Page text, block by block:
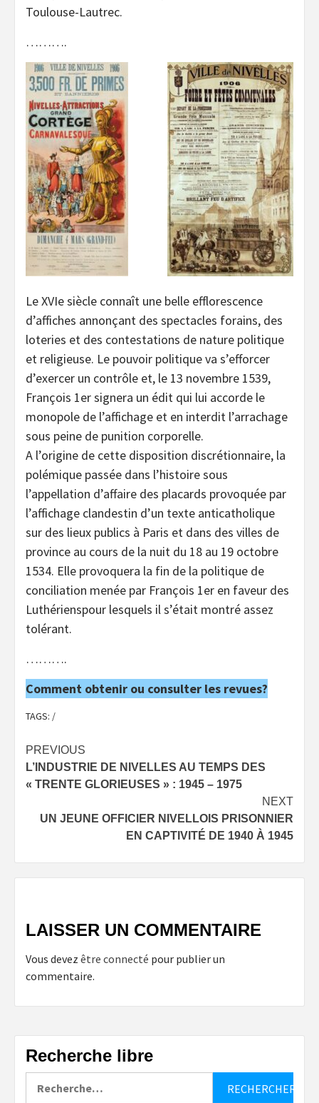
Toulouse-Lautrec.
……….
Le XVIe siècle connaît une belle efflorescence
d’affiches annonçant des spectacles forains, des
loteries et des contestations de nature politique
et religieuse. Le pouvoir politique va s’efforcer
d’exercer un contrôle et, le 13 novembre 1539,
François 1er signera un édit qui lui accorde le
monopole de l’affichage et en interdit l’arrachage
sous peine de punition corporelle.
A l’origine de cette disposition discrétionnaire, la
polémique passée dans l’histoire sous
l’appellation d’affaire des placards provoquée par
l’affichage clandestin d’un texte anticatholique
sur des lieux publics à Paris et dans des villes de
province au cours de la nuit du 18 au 19 octobre
1534. Elle provoquera la fin de la politique de
conciliation menée par François 1er en faveur des
Luthérienspour lesquels il s’était montré assez
tolérant.
……….
Comment obtenir ou consulter les revues?
TAGS: /
Post
navigation
PREVIOUS
L’INDUSTRIE DE NIVELLES AU TEMPS DES
« TRENTE GLORIEUSES » : 1945 – 1975
NEXT
UN JEUNE OFFICIER NIVELLOIS PRISONNIER
EN CAPTIVITÉ DE 1940 À 1945
LAISSER UN COMMENTAIRE
Vous devez être connecté pour publier un
commentaire.
Recherche libre